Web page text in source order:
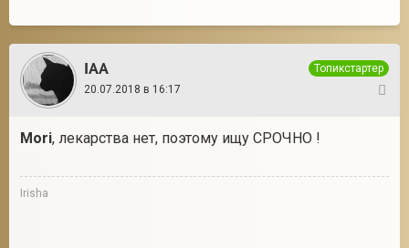
IAA
Топикстартер
20.07.2018 в 16:17
Mori, лекарства нет, поэтому ищу СРОЧНО !
Irisha